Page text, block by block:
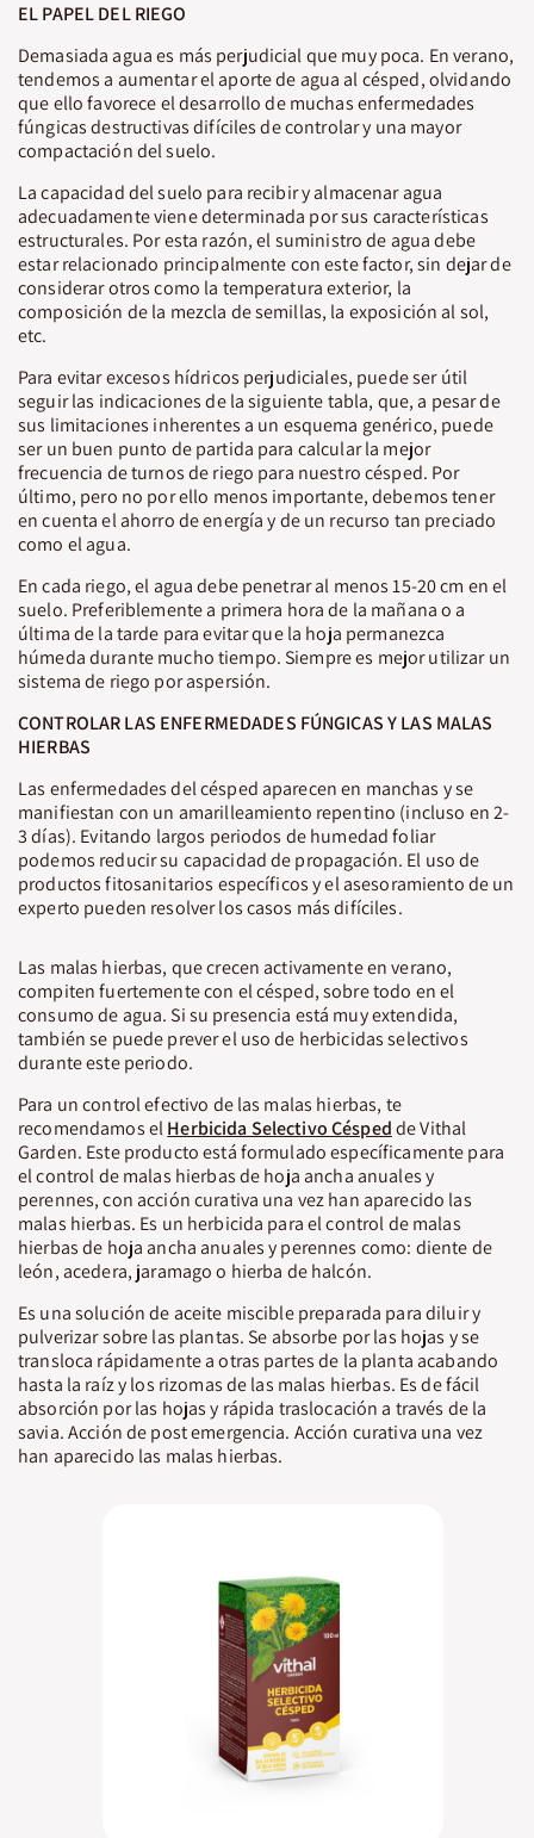
EL PAPEL DEL RIEGO
Demasiada agua es más perjudicial que muy poca. En verano,
tendemos a aumentar el aporte de agua al césped, olvidando
que ello favorece el desarrollo de muchas enfermedades
fúngicas destructivas difíciles de controlar y una mayor
compactación del suelo.
La capacidad del suelo para recibir y almacenar agua
adecuadamente viene determinada por sus características
estructurales. Por esta razón, el suministro de agua debe
estar relacionado principalmente con este factor, sin dejar de
considerar otros como la temperatura exterior, la
composición de la mezcla de semillas, la exposición al sol,
etc.
Para evitar excesos hídricos perjudiciales, puede ser útil
seguir las indicaciones de la siguiente tabla, que, a pesar de
sus limitaciones inherentes a un esquema genérico, puede
ser un buen punto de partida para calcular la mejor
frecuencia de turnos de riego para nuestro césped. Por
último, pero no por ello menos importante, debemos tener
en cuenta el ahorro de energía y de un recurso tan preciado
como el agua.
En cada riego, el agua debe penetrar al menos 15-20 cm en el
suelo. Preferiblemente a primera hora de la mañana o a
última de la tarde para evitar que la hoja permanezca
húmeda durante mucho tiempo. Siempre es mejor utilizar un
sistema de riego por aspersión.
CONTROLAR LAS ENFERMEDADES FÚNGICAS Y LAS MALAS
HIERBAS
Las enfermedades del césped aparecen en manchas y se
manifiestan con un amarilleamiento repentino (incluso en 2-
3 días). Evitando largos periodos de humedad foliar
podemos reducir su capacidad de propagación. El uso de
productos fitosanitarios específicos y el asesoramiento de un
experto pueden resolver los casos más difíciles.
Las malas hierbas, que crecen activamente en verano,
compiten fuertemente con el césped, sobre todo en el
consumo de agua. Si su presencia está muy extendida,
también se puede prever el uso de herbicidas selectivos
durante este periodo.
Para un control efectivo de las malas hierbas, te
recomendamos elHerbicida Selectivo Céspedde Vithal
Garden. Este producto está formulado específicamente para
el control de malas hierbas de hoja ancha anuales y
perennes, con acción curativa una vez han aparecido las
malas hierbas. Es un herbicida para el control de malas
hierbas de hoja ancha anuales y perennes como: diente de
león, acedera, jaramago o hierba de halcón.
Es una solución de aceite miscible preparada para diluir y
pulverizar sobre las plantas. Se absorbe por las hojas y se
transloca rápidamente a otras partes de la planta acabando
hasta la raíz y los rizomas de las malas hierbas. Es de fácil
absorción por las hojas y rápida traslocación a través de la
savia. Acción de post emergencia. Acción curativa una vez
han aparecido las malas hierbas.